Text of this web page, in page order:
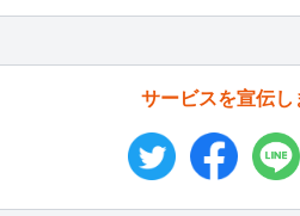
サービスを宣伝し